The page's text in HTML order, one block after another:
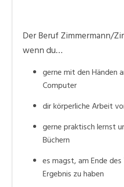
Der Beruf Zimmermann/
wenn du…
gerne mit den Händen
Computer
dir körperliche Arbeit
gerne praktisch lernst
Büchern
es magst, am Ende
Ergebnis zu haben